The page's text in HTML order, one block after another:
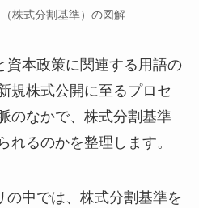
株式分割基準）の図解
資本政策に関連する用語の
規株式公開に至るプロセ
のなかで、株式分割基準
れるのかを整理します。
の中では、株式分割基準を